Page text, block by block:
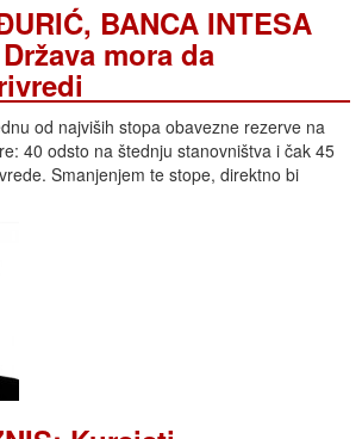
BANCA INTESA
mora da
od najviših stopa obavezne rezerve na
40 odsto na štednju stanovništva i čak 45
Smanjenjem te stope, direktno bi